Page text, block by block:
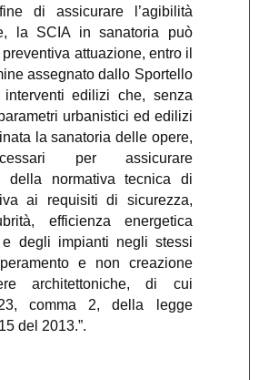
di assicurare l’agibilità
la SCIA in sanatoria può
attuazione, entro il
assegnato dallo Sportello
edilizi che, senza
urbanistici ed edilizi
la sanatoria delle opere,
per assicurare
della normativa tecnica di
ai requisiti di sicurezza,
efficienza energetica
degli impianti negli stessi
e non creazione
architettoniche, di cui
comma 2, della legge
del 2013.”.